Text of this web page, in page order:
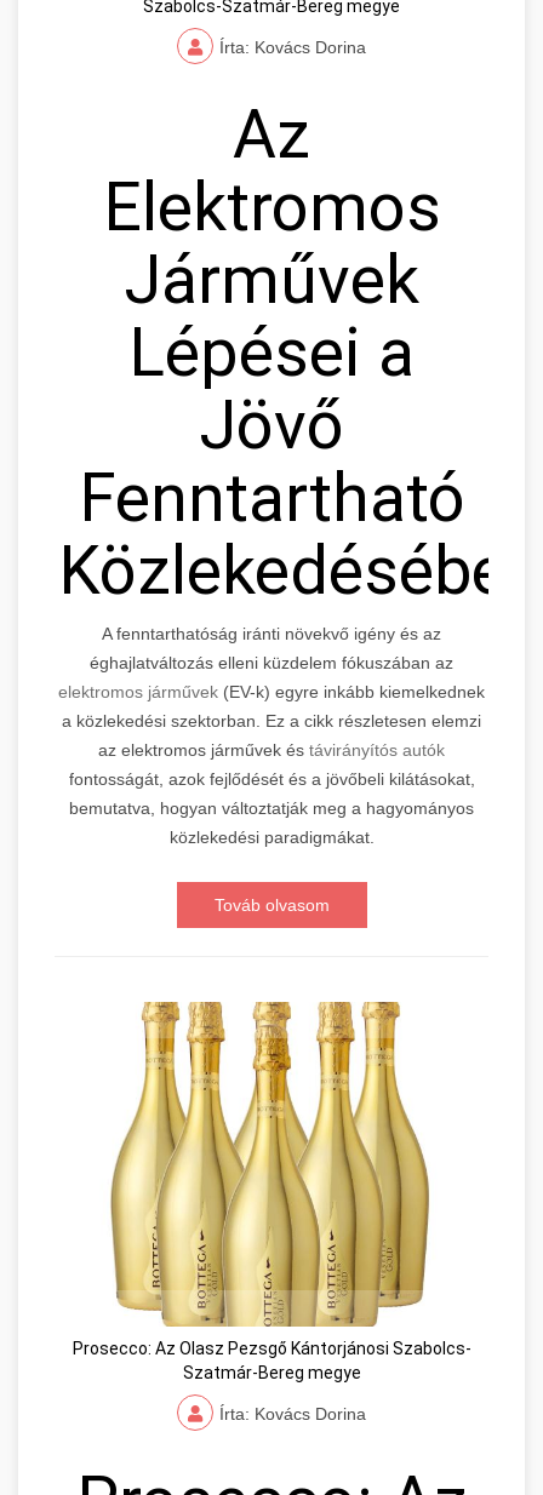
Szabolcs-Szatmár-Bereg megye
Írta: Kovács Dorina
Az
Elektromos
Járművek
Lépései a
Jövő
Fenntartható
Közlekedésében
A fenntarthatóság iránti növekvő igény és az
éghajlatváltozás elleni küzdelem fókuszában az
elektromos járművek (EV-k) egyre inkább kiemelkednek
a közlekedési szektorban. Ez a cikk részletesen elemzi
az elektromos járművek és távirányítós autók
fontosságát, azok fejlődését és a jövőbeli kilátásokat,
bemutatva, hogyan változtatják meg a hagyományos
közlekedési paradigmákat.
Továb olvasom
Prosecco: Az Olasz Pezsgő Kántorjánosi Szabolcs-
Szatmár-Bereg megye
Írta: Kovács Dorina